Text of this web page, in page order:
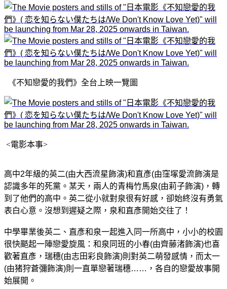
《不知戀愛的我們》全台上映一覽圖
<電影本事>
高中2年級的英二(由大西流星飾演)和直彥(由窪塚愛流飾演是
認識多年的死黨。某天，兩人的青梅竹馬泉(由莉子飾演)，轉
到了他們的高中。英二從小就對泉很有好感，卻始終沒有勇氣
表白心意。沒想到遲疑之際，泉和直彥開始交往了！
中學畢業後英二、直彥和泉一起進入同一所高中，小小的校園
很快颳起一陣戀愛旋風：和泉同班的小春(由齊藤渚飾演)也喜
歡著直彥，瑞穗(由志田彩良飾演)則對英二萌發感情，而太一
(由猪狩蒼彌飾演)則一直單戀著瑞穗……，各自的戀愛故事開
始展開。